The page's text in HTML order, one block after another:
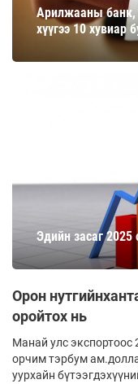
Арилжааны банк,
хүүгээ 10 хувиар
Эдийн засаг
Орон
оройтох нь
Манай улс экспортоос
орчим тэрбум
уурхайн